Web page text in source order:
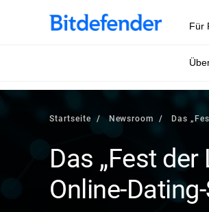
Für
Startseite Newsroom Das
Das „Fest
Online-